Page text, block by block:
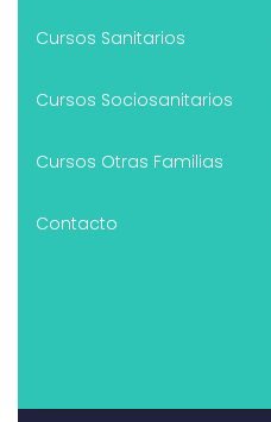
Cursos Sanitarios
Cursos Sociosanitarios
Cursos Otras Familias
Contacto